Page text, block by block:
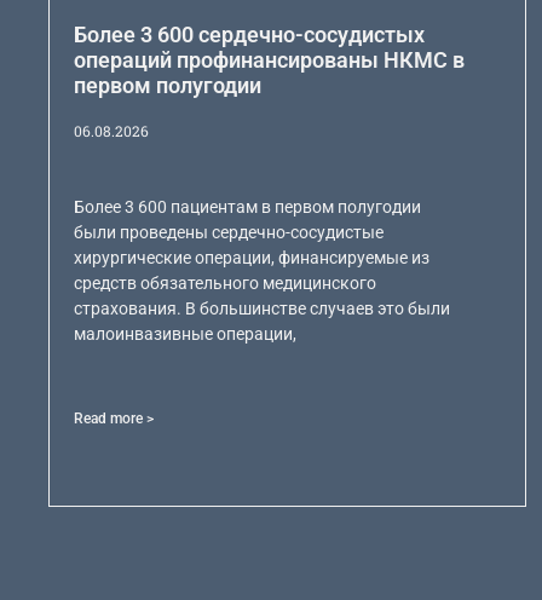
Более 3 600 сердечно-сосудистых
операций профинансированы НКМС в
первом полугодии
06.08.2026
Более 3 600 пациентам в первом полугодии
были проведены сердечно-сосудистые
хирургические операции, финансируемые из
средств обязательного медицинского
страхования. В большинстве случаев это были
малоинвазивные операции,
Read more >